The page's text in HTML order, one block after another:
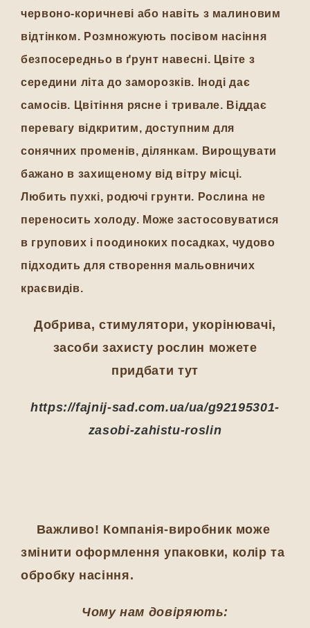
червоно-коричневі або навіть з малиновим
відтінком. Розмножують посівом насіння
безпосередньо в ґрунт навесні. Цвіте з
середини літа до заморозків. Іноді дає
самосів. Цвітіння рясне і тривале. Віддає
перевагу відкритим, доступним для
сонячних променів, ділянкам. Вирощувати
бажано в захищеному від вітру місці.
Любить пухкі, родючі грунти. Рослина не
переносить холоду. Може застосовуватися
в групових і поодиноких посадках, чудово
підходить для створення мальовничих
краєвидів.
Добрива, стимулятори, укорінювачі,
засоби захисту рослин можете
придбати тут
https://fajnij-sad.com.ua/ua/g92195301-
zasobi-zahistu-roslin
Важливо! Компанія-виробник може
змінити оформлення упаковки, колір та
обробку насіння.
Чому нам довіряють: